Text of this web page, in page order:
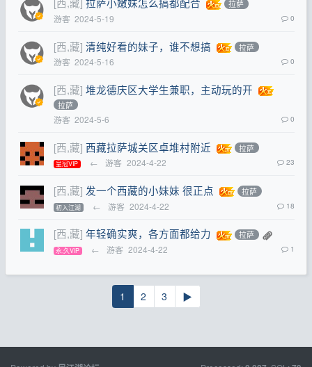
拉萨
游客 2024-5-19 0
[西,藏] 清纯好看的妹子，谁不想搞 拉萨
游客 2024-5-16 0
[西,藏] 堆龙德庆区大学生兼职，主动玩的开
拉萨
游客 2024-5-6 0
[西,藏] 西藏拉萨城关区卓堆村附近 拉萨
皇冠VIP ← 游客 2024-4-22 23
[西,藏] 发一个西藏的小妹妹 很正点 拉萨
初入江湖 ← 游客 2024-4-22 18
[西,藏] 年轻确实爽，各方面都给力 拉萨
永,久VIP ← 游客 2024-4-22 1
1 2 3 ▶